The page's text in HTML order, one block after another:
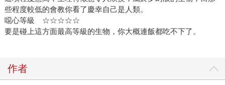
些程度較低的會教你看了慶幸自己是人類。
噁心等級 ☆☆☆☆☆
要是碰上這方面最高等級的生物，你大概連飯都吃不下了。
作者